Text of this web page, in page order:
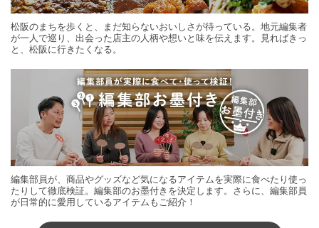
松阪のまちを歩くと、まだ知らないおいしさが待っている。地元編集者
が一人で巡り、出会った店主の人柄や想いと味を伝えます。見ればきっ
と、松阪に行きたくなる。
編集部員が、商品やグッズなど気になるアイテムを実際に食べたり使っ
たりして徹底検証。編集部のお墨付きを決定します。さらに、編集部員
が日常的に愛用しているアイテムもご紹介！